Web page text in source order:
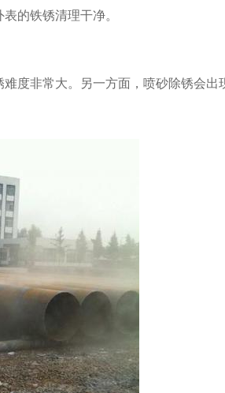
的铁锈清理干净。
度非常大。另一方面，喷砂除锈会出